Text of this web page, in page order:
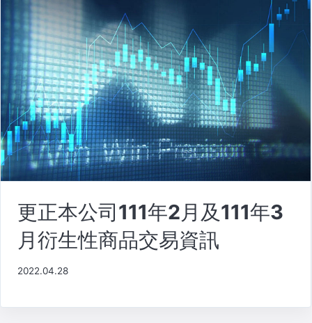
更正本公司111年2月及111年3
月衍生性商品交易資訊
2022.04.28